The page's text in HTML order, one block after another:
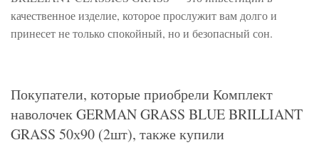
качественное изделие, которое прослужит вам долго и
принесет не только спокойный, но и безопасный сон.
Покупатели, которые приобрели Комплект
наволочек GERMAN GRASS BLUE BRILLIANT
GRASS 50х90 (2шт), также купили